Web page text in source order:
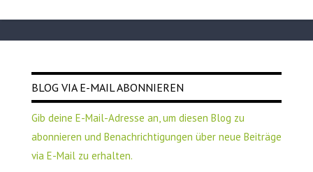
BLOG VIA E-MAIL ABONNIEREN
Gib deine E-Mail-Adresse an, um diesen Blog zu
abonnieren und Benachrichtigungen über neue Beiträge
via E-Mail zu erhalten.